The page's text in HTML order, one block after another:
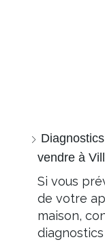
vendre à
Si vous
de votre
maison,